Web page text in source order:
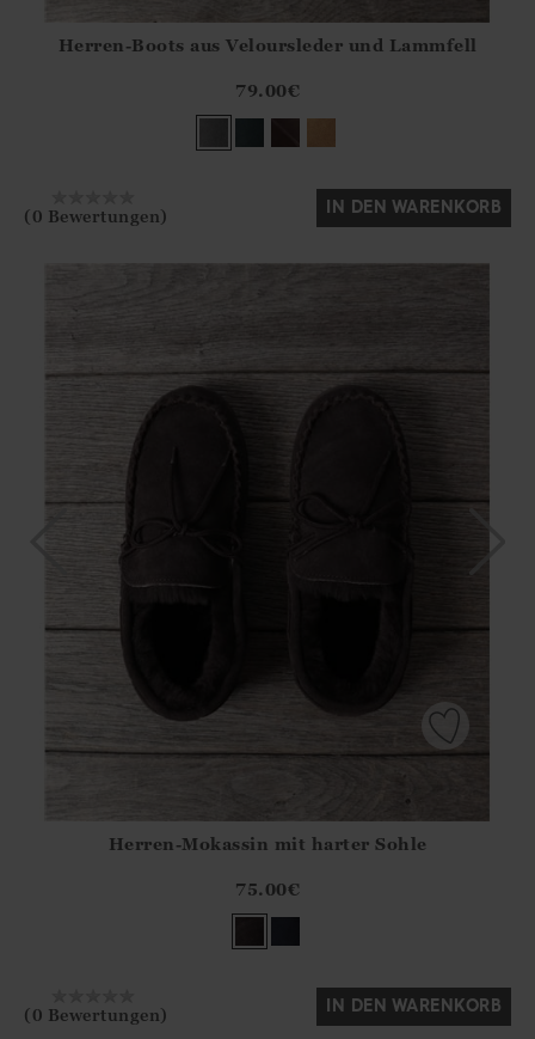
?? ""
Ja Nein
Herren-Boots aus Veloursleder und Lammfell
79.00€
(0 Bewertungen) IN DEN WARENKORB
?? ""
Ja Nein
Herren-Mokassin mit harter Sohle
75.00€
(0 Bewertungen) IN DEN WARENKORB